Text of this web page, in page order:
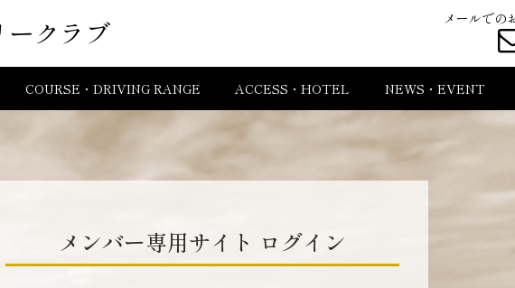
ークラブ メールでの
COURSE・DRIVING RANGE ACCESS・HOTEL NEWS・EVENT
メンバー専用サイト ログイン